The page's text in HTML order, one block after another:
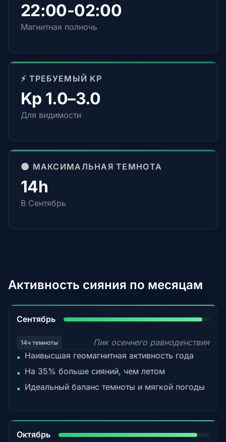
22:00-02:00
Магнитная полночь
⚡ ТРЕБУЕМЫЙ KP
Kp 1.0–3.0
Для видимости
🌑 МАКСИМАЛЬНАЯ ТЕМНОТА
14h
В Сентябрь
Активность сияния по месяцам
Сентябрь
14ч темноты
Пик осеннего равноденствия
• Наивысшая геомагнитная активность года
• На 35% больше сияний, чем летом
• Идеальный баланс темноты и мягкой погоды
Октябрь